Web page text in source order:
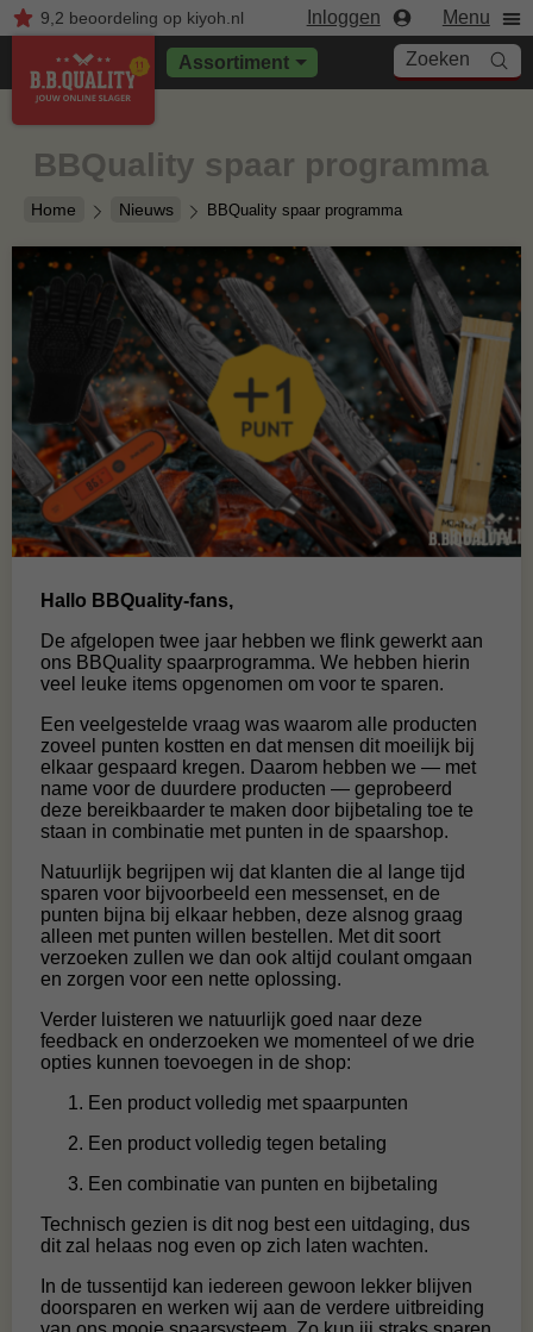
9,2 beoordelingop kiyoh.nl Inloggen Menu
Assortiment Zoeken
Home Nieuws BBQuality spaar programma
BBQuality spaar programma
Hallo BBQuality-fans,
De afgelopen twee jaar hebben we flink gewerkt aan
ons BBQuality spaarprogramma. We hebben hierin
veel leuke items opgenomen om voor te sparen.
Een veelgestelde vraag was waarom alle producten
zoveel punten kostten en dat mensen dit moeilijk bij
elkaar gespaard kregen. Daarom hebben we — met
name voor de duurdere producten — geprobeerd
deze bereikbaarder te maken door bijbetaling toe te
staan in combinatie met punten in de spaarshop.
Natuurlijk begrijpen wij dat klanten die al lange tijd
sparen voor bijvoorbeeld een messenset, en de
punten bijna bij elkaar hebben, deze alsnog graag
alleen met punten willen bestellen. Met dit soort
verzoeken zullen we dan ook altijd coulant omgaan
en zorgen voor een nette oplossing.
Verder luisteren we natuurlijk goed naar deze
feedback en onderzoeken we momenteel of we drie
opties kunnen toevoegen in de shop:
Een product volledig met spaarpunten
Een product volledig tegen betaling
Een combinatie van punten en bijbetaling
Technisch gezien is dit nog best een uitdaging, dus
dit zal helaas nog even op zich laten wachten.
In de tussentijd kan iedereen gewoon lekker blijven
doorsparen en werken wij aan de verdere uitbreiding